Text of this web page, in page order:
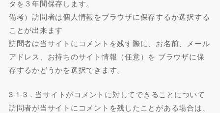
タを３年間保存します。
備考）訪問者は個人情報をブラウザに保存するか選択する
ことが出来ます
訪問者は当サイトにコメントを残す際に、お名前、メール
アドレス、お持ちのサイト情報（任意）を ブラウザに保
存するかどうかを選択できます。
3-1-3．当サイトがコメントに対してできることについて
訪問者が当サイトにコメントを残したことがある場合は、